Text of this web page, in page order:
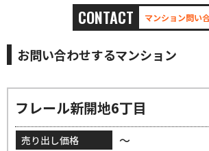
CONTACT マンション問い
お問い合わせするマンション
フレール新開地6丁目
売り出し価格 ～